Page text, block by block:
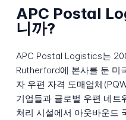
APC Postal
니까?
APC Postal Logistics는
Rutherford에 본사를 둔 미
자 우편 자격 도매업체
기업들과 글로벌 우편 네트
처리 시설에서 아웃바운드